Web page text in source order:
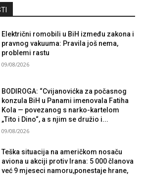
Električni romobili u BiH između zakona i
pravnog vakuuma: Pravila još nema,
problemi rastu
09/08/2026
BODIROGA: “Cvijanovićka za počasnog
konzula BiH u Panami imenovala Fatiha
Kola — povezanog s narko-kartelom
„Tito i Dino“, a s njim se družio i...
09/08/2026
Teška situacija na američkom nosaču
aviona u akciji protiv Irana: 5 000 članova
već 9 mjeseci namoru,ponestaje hrane,